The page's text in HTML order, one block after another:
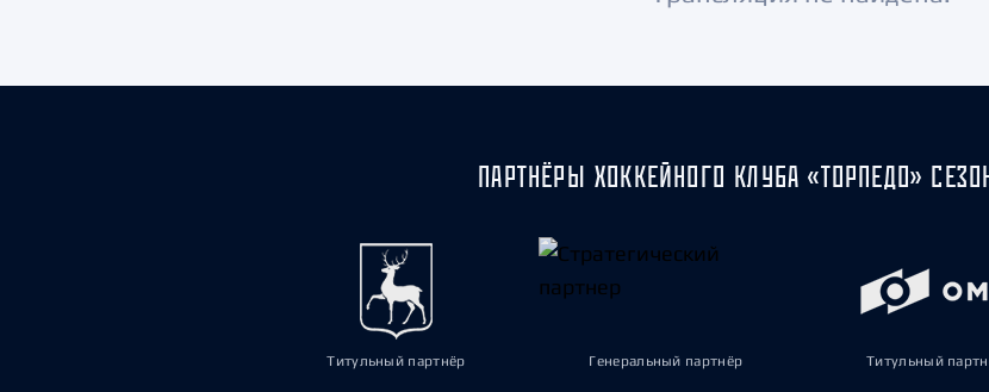
ЦСКА Салават Юлаев
ПАРТНЁРЫ ХОККЕЙНОГО КЛУБА «ТОРПЕДО»
Титульный партнёр Генеральный партнёр Титульный